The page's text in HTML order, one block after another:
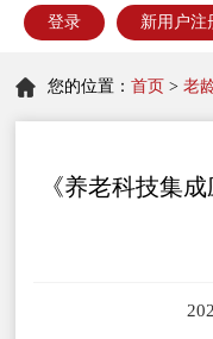
登录 新用户注
您的位置：首页 >老
《养老科技集